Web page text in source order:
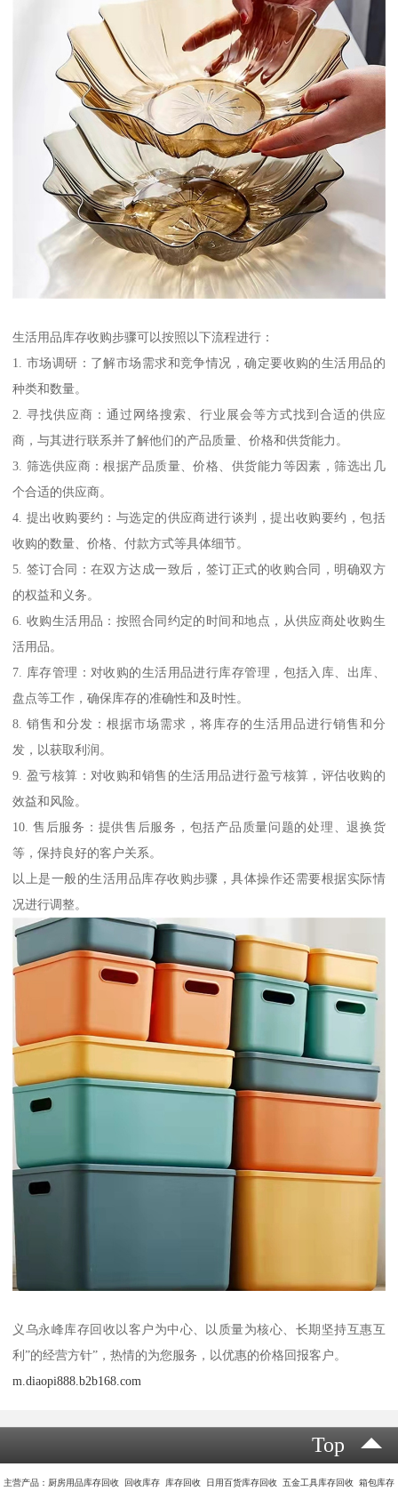
生活用品库存收购步骤可以按照以下流程进行：
1. 市场调研：了解市场需求和竞争情况，确定要收购的生活用品的
种类和数量。
2. 寻找供应商：通过网络搜索、行业展会等方式找到合适的供应
商，与其进行联系并了解他们的产品质量、价格和供货能力。
3. 筛选供应商：根据产品质量、价格、供货能力等因素，筛选出几
个合适的供应商。
4. 提出收购要约：与选定的供应商进行谈判，提出收购要约，包括
收购的数量、价格、付款方式等具体细节。
5. 签订合同：在双方达成一致后，签订正式的收购合同，明确双方
的权益和义务。
6. 收购生活用品：按照合同约定的时间和地点，从供应商处收购生
活用品。
7. 库存管理：对收购的生活用品进行库存管理，包括入库、出库、
盘点等工作，确保库存的准确性和及时性。
8. 销售和分发：根据市场需求，将库存的生活用品进行销售和分
发，以获取利润。
9. 盈亏核算：对收购和销售的生活用品进行盈亏核算，评估收购的
效益和风险。
10. 售后服务：提供售后服务，包括产品质量问题的处理、退换货
等，保持良好的客户关系。
以上是一般的生活用品库存收购步骤，具体操作还需要根据实际情
况进行调整。
义乌永峰库存回收以客户为中心、以质量为核心、长期坚持互惠互
利”的经营方针”，热情的为您服务，以优惠的价格回报客户。
m.diaopi888.b2b168.com
Top
主营产品：厨房用品库存回收 回收库存 库存回收 日用百货库存回收 五金工具库存回收 箱包库存